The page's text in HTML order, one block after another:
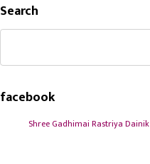
Search
facebook
Shree Gadhimai Rastriya Dainik